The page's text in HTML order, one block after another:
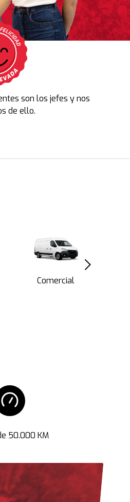
son los jefes y nos
de ello.
Comercial
50.000 KM